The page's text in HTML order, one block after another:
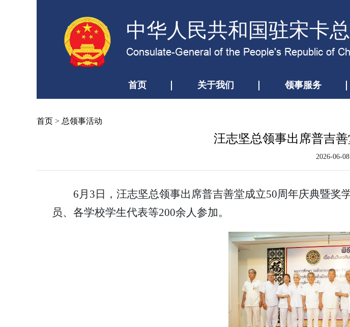
中华人民共和国驻宋卡
Consulate-General of the People's Republic of
首页 关于我们 领事服务
首页 > 总领事活动
汪志坚总领事出席普吉
2026-06-
6月3日，汪志坚总领事出席普吉善堂成立50周年庆典暨
员、各学校学生代表等200余人参加。